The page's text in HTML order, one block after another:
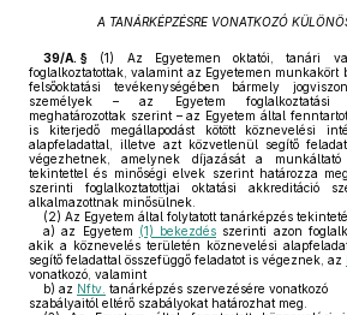
A TANÁRKÉPZÉSRE VONATKOZÓ
39/A. § (1)
Az Egyetemen oktatói, tanári
foglalkoztatottak, valamint az Egyetemen munkakört
felsőoktatási tevékenységében bármely
személyek – az Egyetem foglalkoztatási
meghatározottak szerint – az Egyetem által
is kiterjedő megállapodást kötött köznevelési
alapfeladattal, illetve azt közvetlenül segítő
végezhetnek, amelynek díjazását a
tekintettel és minőségi elvek szerint határozza
szerinti foglalkoztatottjai oktatási akkreditáció
alkalmazottnak minősülnek.
(2) Az Egyetem által folytatott tanárképzés
a) az Egyetem (1) bekezdés szerinti azon
akik a köznevelés területén köznevelési
segítő feladattal összefüggő feladatot is végeznek, az
vonatkozó, valamint
b) az Nftv. tanárképzés szervezésére vonatkozó
szabályaitól eltérő szabályokat határozhat meg.